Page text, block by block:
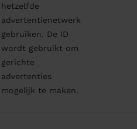
hetzelfde
advertentienetwerk
gebruiken. De ID
wordt gebruikt om
gerichte
advertenties
mogelijk te maken.